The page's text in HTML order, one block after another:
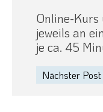
Online-Kurs
jeweils an
je ca. 45
Nächster Post